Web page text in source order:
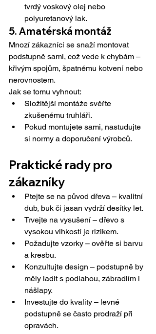
tvrdý voskový olej nebo
polyuretanový lak.
5. Amatérská montáž
Mnozí zákazníci se snaží montovat
podstupně sami, což vede k chybám –
křivým spojům, špatnému kotvení nebo
nerovnostem.
Jak se tomu vyhnout:
Složitější montáže svěřte
zkušenému truhláři.
Pokud montujete sami, nastudujte
si normy a doporučení výrobců.
Praktické rady pro
zákazníky
Ptejte se na původ dřeva – kvalitní
dub, buk či jasan vydrží desítky let.
Trvejte na vysušení – dřevo s
vysokou vlhkostí je rizikem.
Požadujte vzorky – ověřte si barvu
a kresbu.
Konzultujte design – podstupně by
měly ladit s podlahou, zábradlím i
nášlapy.
Investujte do kvality – levné
podstupně se často prodraží při
opravách.